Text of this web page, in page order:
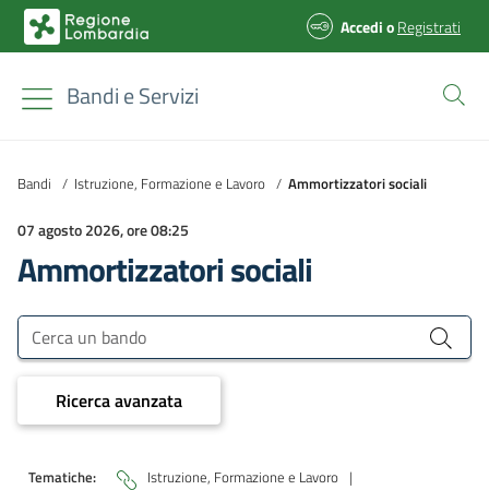
AccedioRegistrati
Bandi e Servizi
Bandi / Istruzione, Formazione e Lavoro / Ammortizzatori sociali
07 agosto 2026, ore 08:25
Ammortizzatori sociali
Bandi e Servizi
Cerca un bando
Ricerca avanzata
Tematiche: Istruzione, Formazione e Lavoro |